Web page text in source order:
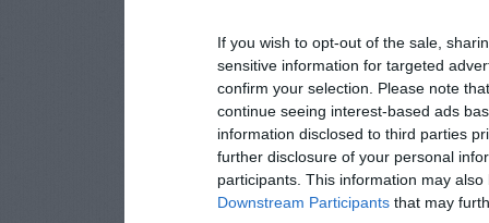
If you wish to opt-out of the sale,
sensitive information for targeted
confirm your selection. Please note
continue seeing interest-based ads
information disclosed to third parties
further disclosure of your personal
participants. This information may
Downstream Participants that may